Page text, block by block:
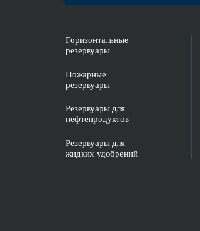
Горизонтальные
резервуары
Пожарные
резервуары
Резервуары для
нефтепродуктов
Резервуары для
жидких удобрений